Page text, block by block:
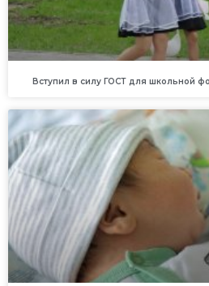
Вступил в силу ГОСТ для школьной